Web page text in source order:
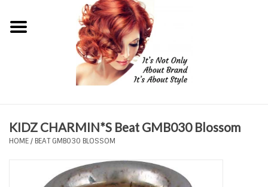
Just for Him
Plus Size Sieraden
KIDZ CHARMIN*S Beat GMB030 Blossom
HOME/ BEAT GMB030 BLOSSOM